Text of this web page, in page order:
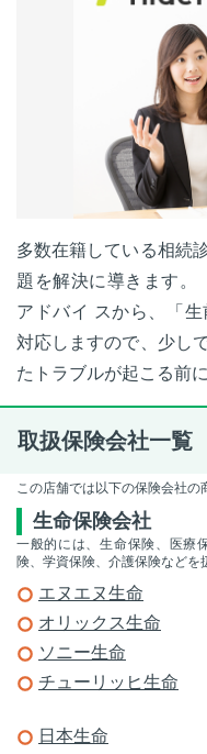
多数在籍している相続
題を解決に導きます。
アドバイ スから、「
対応しますので、少し
たトラブルが起こる前
取扱保険会社一覧
この店舗では以下の保険会社の
生命保険会社
一般的には、生命保険、医療
険、学資保険、介護保険などを
エヌエヌ生命
オリックス生命
ソニー生命
チューリッヒ生命
日本生命